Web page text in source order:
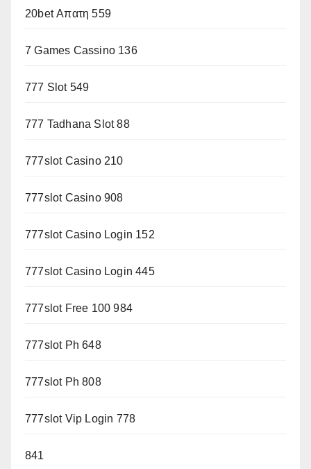
20bet Απατη 559
7 Games Cassino 136
777 Slot 549
777 Tadhana Slot 88
777slot Casino 210
777slot Casino 908
777slot Casino Login 152
777slot Casino Login 445
777slot Free 100 984
777slot Ph 648
777slot Ph 808
777slot Vip Login 778
841